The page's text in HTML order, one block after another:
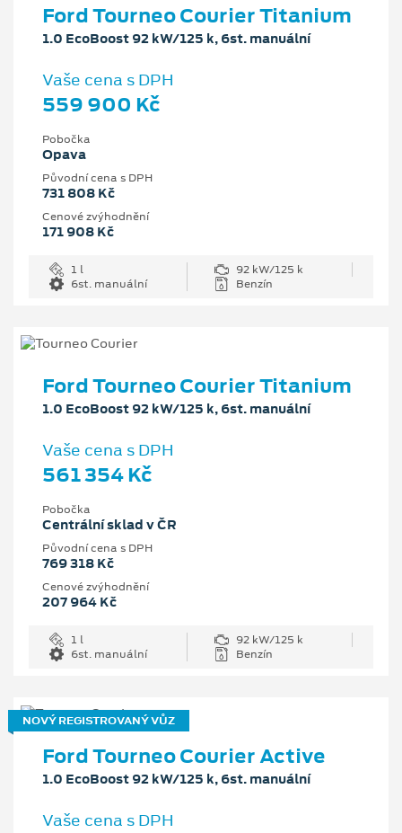
Ford Tourneo Courier Titanium
1.0 EcoBoost 92 kW/125 k, 6st. manuální
Vaše cena s DPH
559 900 Kč
Pobočka
Opava
Původní cena s DPH
731 808 Kč
Cenové zvýhodnění
171 908 Kč
1 l
92 kW/125 k
6st. manuální
Benzín
Ford Tourneo Courier Titanium
1.0 EcoBoost 92 kW/125 k, 6st. manuální
Vaše cena s DPH
561 354 Kč
Pobočka
Centrální sklad v ČR
Původní cena s DPH
769 318 Kč
Cenové zvýhodnění
207 964 Kč
1 l
92 kW/125 k
6st. manuální
Benzín
NOVÝ REGISTROVANÝ VŮZ
Ford Tourneo Courier Active
1.0 EcoBoost 92 kW/125 k, 6st. manuální
Vaše cena s DPH